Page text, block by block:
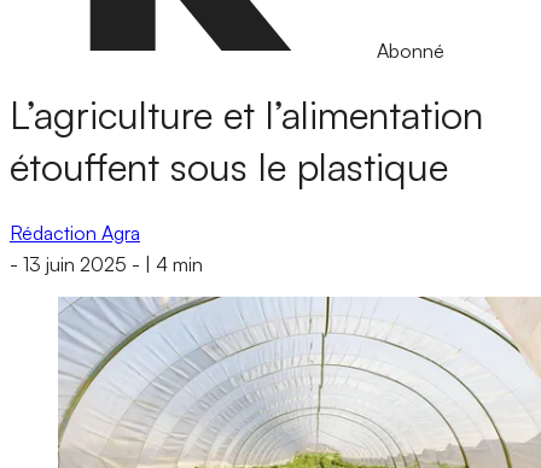
Abonné
L’agriculture et l’alimentation
étouffent sous le plastique
Rédaction Agra
- 13 juin 2025 - 4 min